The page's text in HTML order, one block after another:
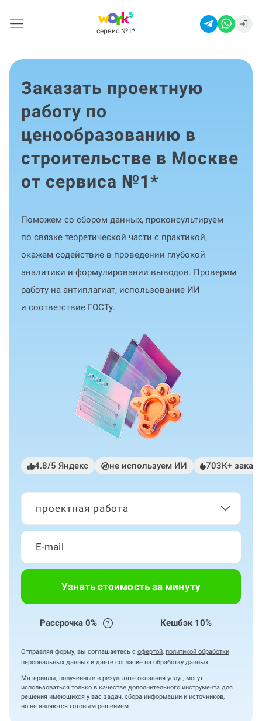
сервис №1 *
Заказать проектную
работу по
ценообразованию в
строительстве в Москве
от сервиса №1*
Поможем со сбором данных, проконсультируем
по связке теоретической части с практикой,
окажем содействие в проведении глубокой
аналитики и формулировании выводов. Проверим
работу на антиплагиат, использование ИИ
и соответствие ГОСТу.
4.8/5 Яндекс не используем ИИ 703К+
проектная работа
Узнать стоимость за минуту
Рассрочка 0% Кешбэк 10%
Отправляя форму, вы соглашаетесь с офертой, политикой обработки
персональных данных и даете согласие на обработку данных
Материалы, полученные в результате оказания услуг, могут
использоваться только в качестве дополнительного инструмента для
решения имеющихся у вас задач, сбора информации и источников,
но не являются готовым решением.